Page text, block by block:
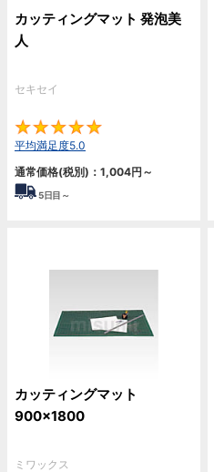
カッティングマット 発泡美
人
セキセイ
平均満足度5.0
通常価格(税別)： 1,004円 ～
5日目～
カッティングマット
900×1800
ミワックス